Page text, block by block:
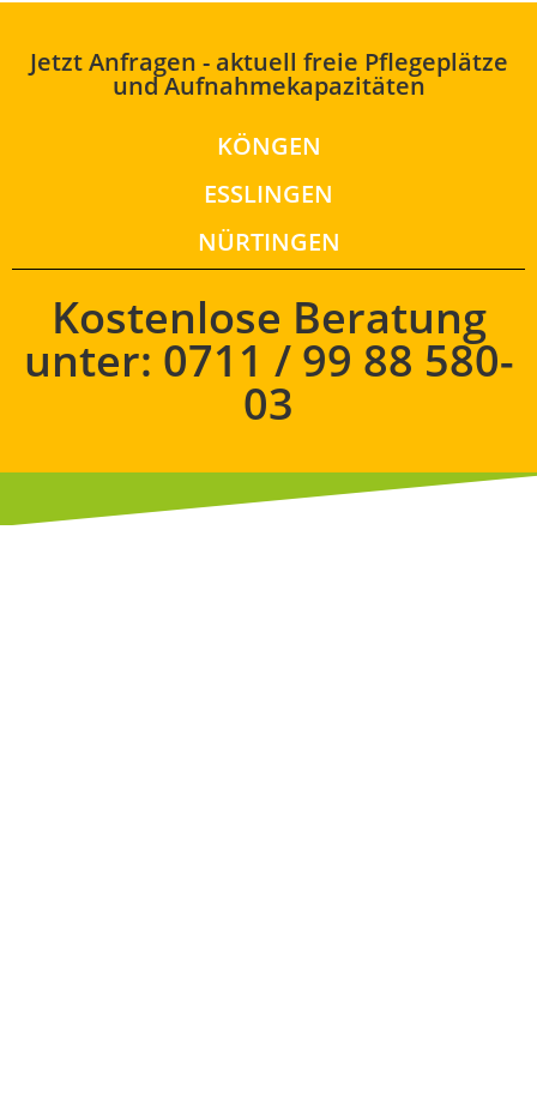
Jetzt Anfragen - aktuell freie Pflegeplätze
und Aufnahmekapazitäten
KÖNGEN
ESSLINGEN
NÜRTINGEN
Kostenlose Beratung
unter: 0711 / 99 88 580-
03